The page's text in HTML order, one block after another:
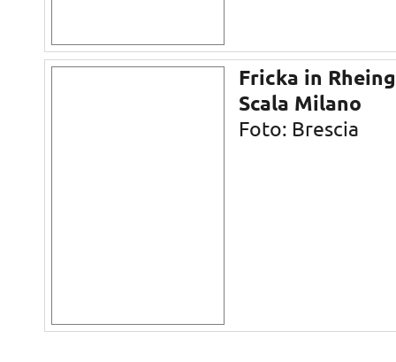
Fricka in
Scala Milano
Foto: Brescia